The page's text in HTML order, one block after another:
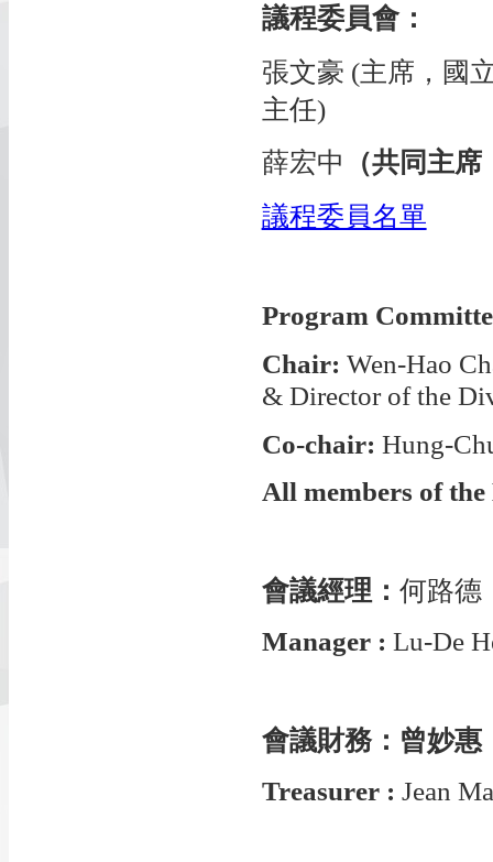
議程委員會：
張文豪 (主席，國
主任)
薛宏中 （共同主
議程委員名單
Program
Chair: Wen-Hao
& Director of the
Co-chair: Hung-
All members of
會議經理： 何路德
Manager : Lu-De
會議財務：曾妙惠
Treasurer : Jean